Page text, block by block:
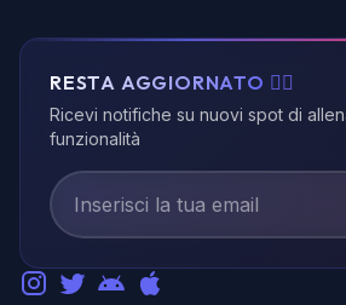
RESTA AGGIORNATO 🏃‍♂️
Ricevi notifiche su nuovi spot di
funzionalità